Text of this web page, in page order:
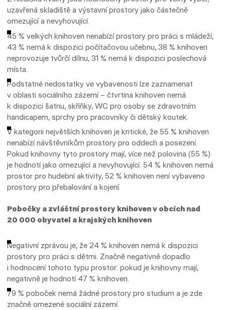
uzavřená skladiště a výstavní prostory jako částečně
omezující a nevyhovující.
45 % velkých knihoven nenabízí prostory pro práci s mládeží,
43 % nemá k dispozici počítačovou učebnu, 38 % knihoven
neprovozuje tvůrčí dílnu, 31 % nemá k dispozici poslechová
místa.
Podstatné nedostatky ve vybavenosti lze zaznamenat
v oblasti sociálního zázemí – čtvrtina knihoven nemá
k dispozici šatnu, skříňky, WC pro osoby se zdravotním
handicapem, sprchy pro pracovníky či dětský koutek.
V kategorii největších knihoven je kritické, že 55 % knihoven
nenabízí návštěvníkům prostory pro oddech a posezení.
Pokud knihovny tyto prostory mají, více než polovina (55 %)
je hodnotí jako omezující a nevyhovující. 54 % knihoven nemá
prostor pro hudební aktivity, 52 % knihoven není vybaveno
prostory pro přebalování a kojení.
Pobočky a zvláštní prostory knihoven v obcích nad
20 000 obyvatel a krajských knihoven
Negativní zprávou je, že 24 % knihoven nemá k dispozici
prostory pro práci s dětmi. Značně negativně dopadlo
i hodnocení tohoto typu prostor: pokud je knihovny mají,
negativně je hodnotí 47 % knihoven.
79 % poboček nemá žádné prostory pro studium a je zde
značně omezené sociální zázemí.